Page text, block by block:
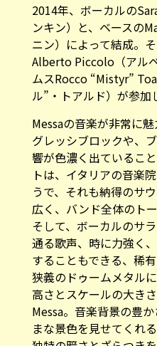
2014年、ボーカルの
ンキン）と、ベースの
ニン）によって結成。
Alberto Piccolo（アル
ムスRocco “Mistyr”
ル”・トアルド）が参加
Messaの音楽が非常に
グレッシブロックや、
響が色濃く出ているこ
トは、イタリアの音楽
うで、それも納得のサ
広く、バンド全体のト
そして、ボーカルのサ
通る歌声、時に力強く
することもできる、稀有
狭義のドゥームメタル
高さとスケールの大き
Messa。音楽背景の豊
まな景色を見せてくれ